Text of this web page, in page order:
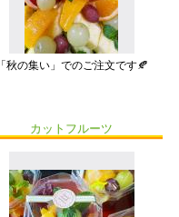
「秋の集い」でのご注文です🍂
カットフルーツ